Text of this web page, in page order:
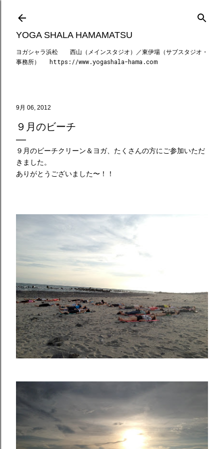
スキップしてメイン コンテンツに移動
YOGA SHALA HAMAMATSU
ヨガシャラ浜松 西山（メインスタジオ）／東伊場（サブスタジオ・
事務所） https://www.yogashala-hama.com
9月 06, 2012
９月のビーチ
９月のビーチクリーン＆ヨガ、たくさんの方にご参加いただ
きました。
ありがとうございました〜！！